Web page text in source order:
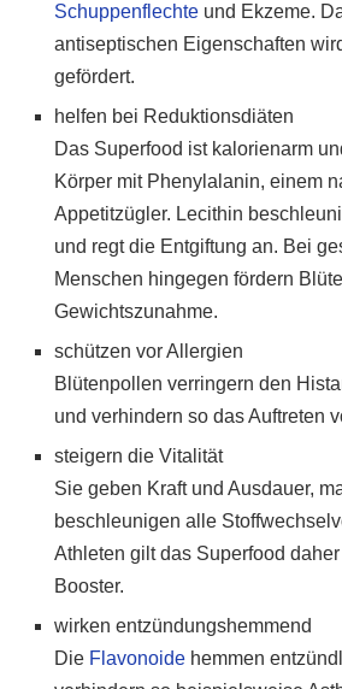
Schuppenflechte und Ekzeme.
antiseptischen Eigenschaften
gefördert.
helfen bei Reduktionsdiäten
Das Superfood ist kalorienarm
Körper mit Phenylalanin, einem
Appetitzügler. Lecithin
und regt die Entgiftung an. Bei
Menschen hingegen fördern
Gewichtszunahme.
schützen vor Allergien
Blütenpollen verringern den
und verhindern so das Auftreten
steigern die Vitalität
Sie geben Kraft und Ausdauer,
beschleunigen alle
Athleten gilt das Superfood
Booster.
wirken entzündungshemmend
Die Flavonoide hemmen